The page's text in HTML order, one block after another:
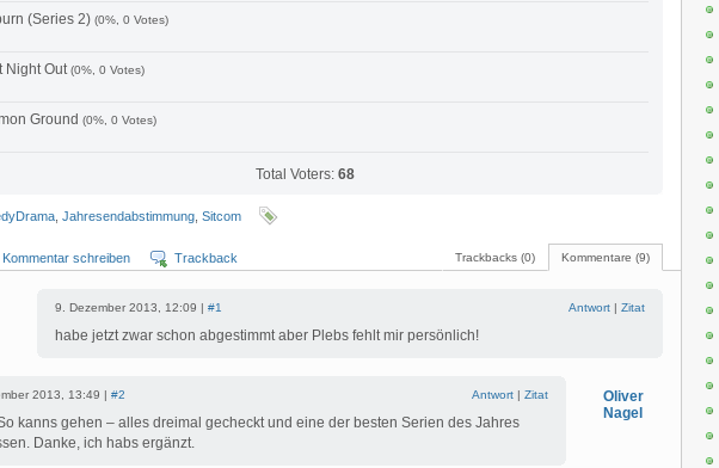
(Series 2) (0%, 0 Votes)
Night Out(0%, 0 Votes)
Ground (0%, 0 Votes)
Total Voters: 68
Jahresendabstimmung Sitcom
Kommentare (9)
Trackbacks (0)
Kommentar schreiben Trackback
9. Dezember 2013, 12:09 | #1 Antwort | Zitat
habe jetzt zwar schon abgestimmt aber Plebs fehlt mir persönlich!
Oliver
Nagel
2013, 13:49 | #2 Antwort | Zitat
kanns gehen – alles dreimal gecheckt und eine der besten Serien des Jahres
Danke, ich habs ergänzt.